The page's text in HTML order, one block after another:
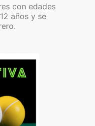
con edades
años y se